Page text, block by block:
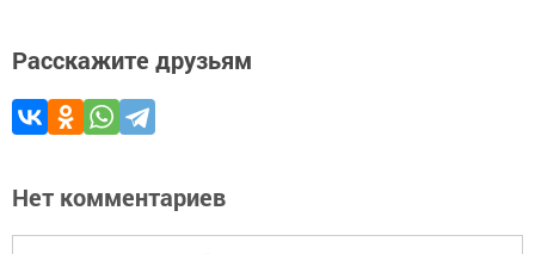
Расскажите друзьям
Нет комментариев